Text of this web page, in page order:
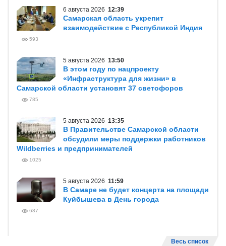
6 августа 2026 12:39
Самарская область укрепит
взаимодействие с Республикой Индия
593
5 августа 2026 13:50
В этом году по нацпроекту
«Инфраструктура для жизни» в
Самарской области установят 37 светофоров
785
5 августа 2026 13:35
В Правительстве Самарской области
обсудили меры поддержки работников
Wildberries и предпринимателей
1025
5 августа 2026 11:59
В Самаре не будет концерта на площади
Куйбышева в День города
687
Весь список